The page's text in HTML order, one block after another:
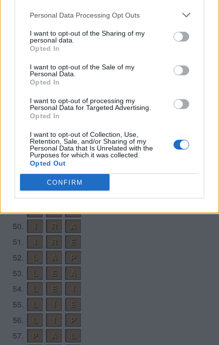
Personal Data Processing Opt Outs
I want to opt-out of the Sharing of my
personal data.
Opted In
I want to opt-out of the Sale of my
Personal Data.
Opted In
I want to opt-out of processing my
Personal Data for Targeted Advertising.
Opted In
I want to opt-out of Collection, Use,
Retention, Sale, and/or Sharing of my
Personal Data that Is Unrelated with the
Purposes for which it was collected.
Opted Out
CONFIRM
A I
L
A I
A L
E
A L
A L
L
A L
A P
E
A R
E
E A
R
A
48.
E R
I
49.
I L
L
50.
I R
A
51.
I R
E
52.
L A
P
53.
L E
A
54.
L E
55.
L
E
56.
L
P
57.
P A
L